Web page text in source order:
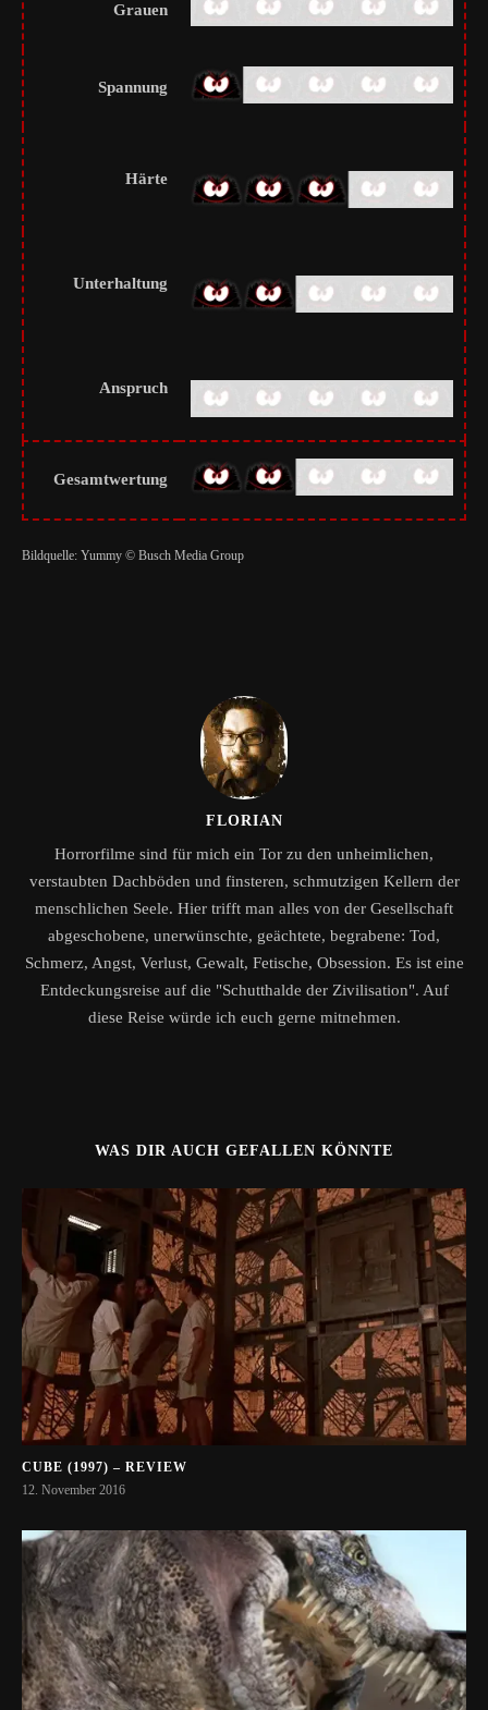
Grauen
Spannung
Härte
Unterhaltung
Anspruch
Gesamtwertung
Bildquelle: Yummy © Busch Media Group
FLORIAN
Horrorfilme sind für mich ein Tor zu den unheimlichen,
verstaubten Dachböden und finsteren, schmutzigen Kellern der
menschlichen Seele. Hier trifft man alles von der Gesellschaft
abgeschobene, unerwünschte, geächtete, begrabene: Tod,
Schmerz, Angst, Verlust, Gewalt, Fetische, Obsession. Es ist eine
Entdeckungsreise auf die "Schutthalde der Zivilisation". Auf
diese Reise würde ich euch gerne mitnehmen.
WAS DIR AUCH GEFALLEN KÖNNTE
CUBE (1997) – REVIEW
12. November 2016